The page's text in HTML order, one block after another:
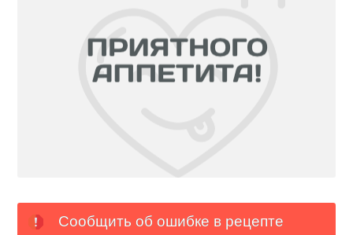
Сообщить об ошибке в рецепте